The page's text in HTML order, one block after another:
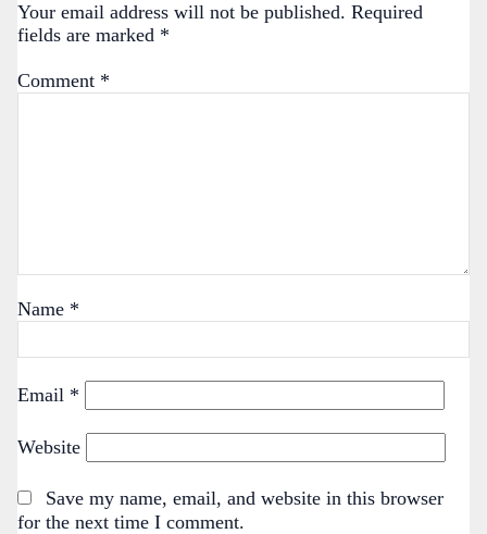
Your email address will not be published. Required
fields are marked *
Comment *
Name *
Email *
Website
Save my name, email, and website in this browser
for the next time I comment.